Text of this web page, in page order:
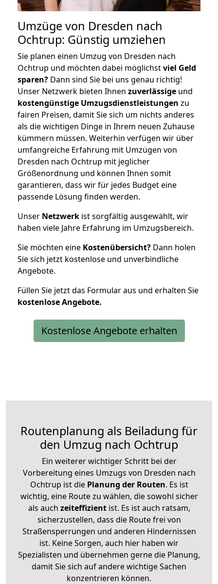
Umzüge von Dresden nach
Ochtrup: Günstig umziehen
Sie planen einen Umzug von Dresden nach
Ochtrup und möchten dabei möglichstviel Geld
sparen? Dann sind Sie bei uns genau richtig!
Unser Netzwerk bieten Ihnen zuverlässige und
kostengünstige Umzugsdienstleistungen zu
fairen Preisen, damit Sie sich um nichts anderes
als die wichtigen Dinge in Ihrem neuen Zuhause
kümmern müssen. Weiterhin verfügen wir über
umfangreiche Erfahrung mit Umzügen von
Dresden nach Ochtrup mit jeglicher
Größenordnung und können Ihnen somit
garantieren, dass wir für jedes Budget eine
passende Lösung finden werden.
Unser Netzwerk ist sorgfältig ausgewählt, wir
haben viele Jahre Erfahrung im Umzugsbereich.
Sie möchten eine Kostenübersicht? Dann holen
Sie sich jetzt kostenlose und unverbindliche
Angebote.
Füllen Sie jetzt das Formular aus und erhalten Sie
kostenloseAngebote.
Kostenlose Angebote erhalten
Routenplanung als Beiladung für
den Umzug nach Ochtrup
Ein weiterer wichtiger Schritt bei der
Vorbereitung eines Umzugs von Dresden nach
Ochtrup ist diePlanung der Routen. Es ist
wichtig, eine Route zu wählen, die sowohl sicher
als auch zeiteffizientist. Es ist auch ratsam,
sicherzustellen, dass die Route frei von
Straßensperrungen und anderen Hindernissen
ist. Keine Sorgen, auch hier haben wir
Spezialisten und übernehmen gerne die Planung,
damit Sie sich auf andere wichtige Sachen
konzentrieren können.